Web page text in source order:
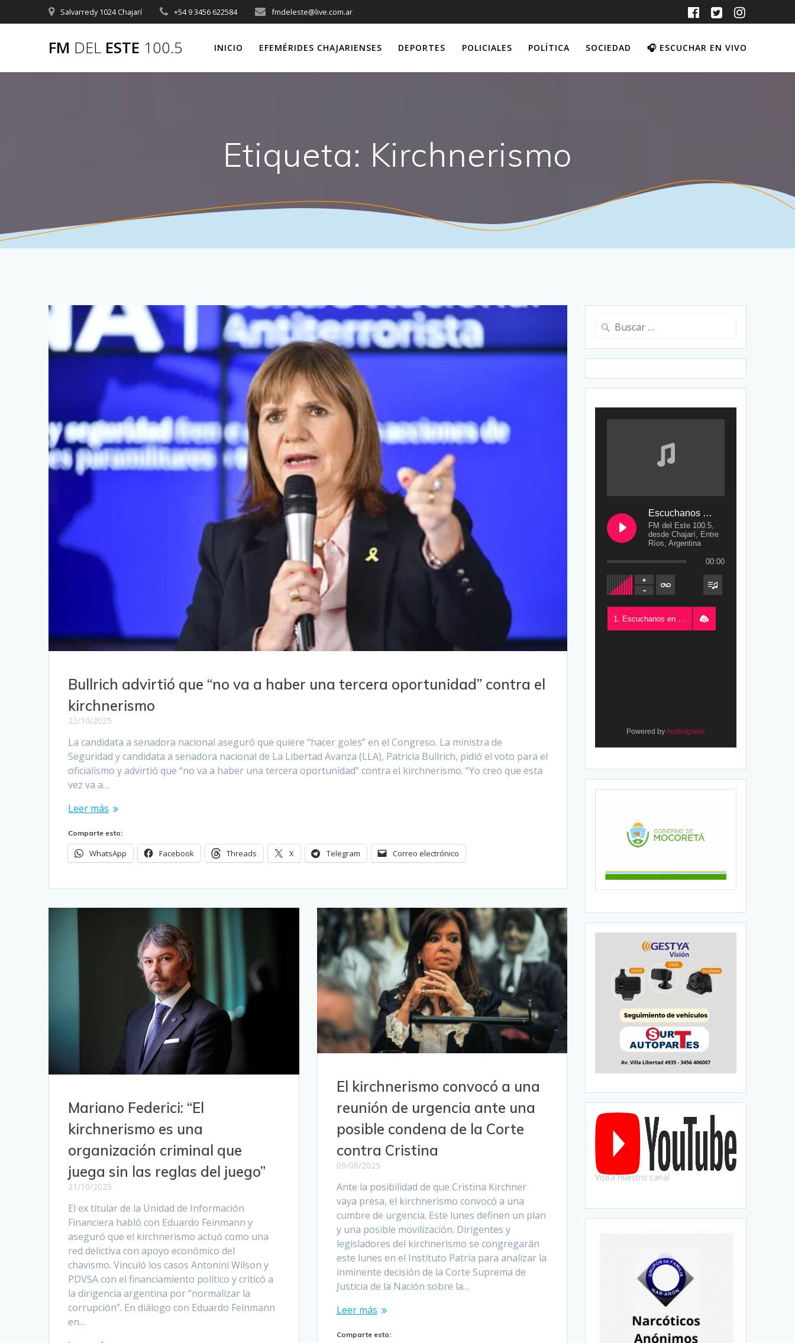
al
Salvarredy 1024 Chajarí +54 9 3456 622584 fmdeleste@live.com.ar
FM DEL ESTE 100.5 INICIO EFEMÉRIDES CHAJARIENSES DEPORTES POLICIALES POLÍTICA SOCIEDAD 🎧 ESCUCHAR EN VIVO
Etiqueta: Kirchnerismo
Bullrich advirtió que “no va a haber una tercera oportunidad” contra el
kirchnerismo
22/10/2025
La candidata a senadora nacional aseguró que quiere “hacer goles” en el Congreso. La ministra de
Seguridad y candidata a senadora nacional de La Libertad Avanza (LLA), Patricia Bullrich, pidió el voto para el
oficialismo y advirtió que “no va a haber una tercera oportunidad” contra el kirchnerismo. “Yo creo que esta
vez va a…
Leer más
Comparte esto:
WhatsApp Facebook Threads X Telegram Correo electrónico
Mariano Federici: “El
kirchnerismo es una
organización criminal que
juega sin las reglas del juego”
21/10/2025
El ex titular de la Unidad de Información
Financiera habló con Eduardo Feinmann y
aseguró que el kirchnerismo actuó como una
red delictiva con apoyo económico del
chavismo. Vinculó los casos Antonini Wilson y
PDVSA con el financiamiento político y criticó a
la dirigencia argentina por “normalizar la
corrupción”. En diálogo con Eduardo Feinmann
en…
El kirchnerismo convocó a una
reunión de urgencia ante una
posible condena de la Corte
contra Cristina
09/06/2025
Ante la posibilidad de que Cristina Kirchner
vaya presa, el kirchnerismo convocó a una
cumbre de urgencia. Este lunes definen un plan
y una posible movilización. Dirigentes y
legisladores del kirchnerismo se congregarán
este lunes en el Instituto Patria para analizar la
inminente decisión de la Corte Suprema de
Justicia de la Nación sobre la…
Leer más
Comparte esto:
Buscar:
Escuchanos en Vivo
FM del Este 100.5,
desde Chajarí, Entre
Ríos, Argentina
00:00
1. Escuchanos en Vivo - FM del Este 100.5, desde Chajarí, Entre Ríos, Argentina
Powered byAudioIgniter
Visitá nuestro canal